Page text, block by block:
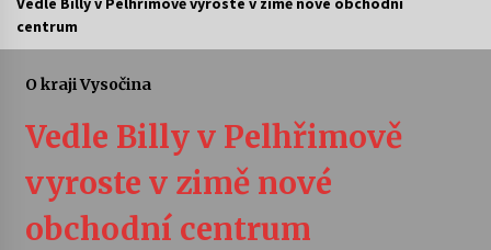
Vernisáž výstavy Josefíny Duškové: Stávám se
kapkou
30. 7. 2026
Veselí muzikanti
centrum
O kraji Vysočina
Vedle Billy v Pelhřimově
vyroste v zimě nové
obchodní centrum